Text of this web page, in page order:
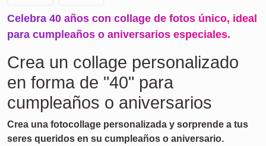
Celebra 40 años con collage de fotos único, ideal
para cumpleaños o aniversarios especiales.
Crea un collage personalizado
en forma de "40" para
cumpleaños o aniversarios
Crea una fotocollage personalizada y sorprende a tus
seres queridos en su cumpleaños o aniversario.